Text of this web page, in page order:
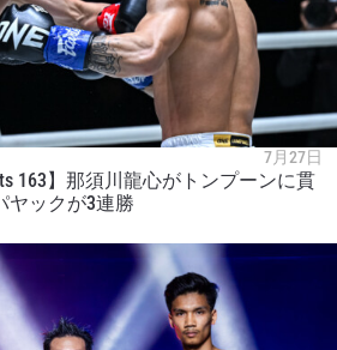
7月27日
163】那須川龍心がトンプーンに貫
ヤックが3連勝